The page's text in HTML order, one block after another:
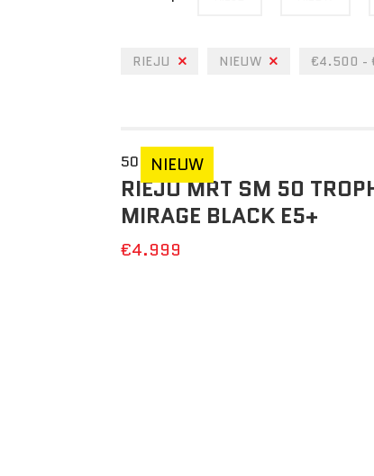
RIEJU NIEUW €4.500 -
NIEUW
50 CC
RIEJU MRT SM 50
MIRAGE BLACK E5+
€4.999